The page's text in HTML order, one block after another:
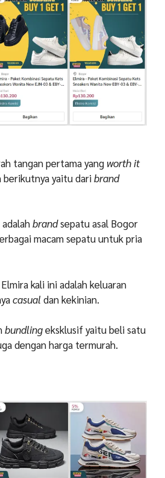
tangan pertama yang worth it
berikutnya yaitu daribrand
brandsepatu asal Bogor
macam sepatu untuk pria
kali ini adalah keluaran
casual dan kekinian.
bundlingeksklusif yaitu beli satu
dengan harga termurah.